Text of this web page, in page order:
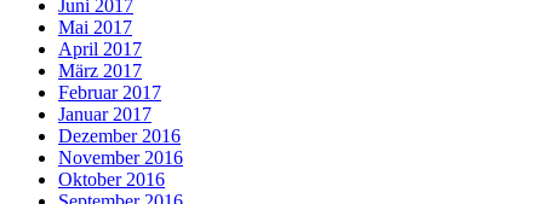
Juni 2017
Mai 2017
April 2017
März 2017
Februar 2017
Januar 2017
Dezember 2016
November 2016
Oktober 2016